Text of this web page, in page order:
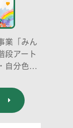
業「みん
段アート
自分色の